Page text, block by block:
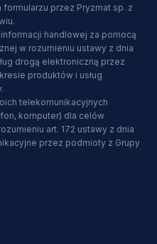
przez Pryzmat sp. z
handlowej za pomocą
w rozumieniu ustawy z dnia
drogą elektroniczną przez
produktów i usług
telekomunikacyjnych
komputer) dla celów
art. 172 ustawy z dnia
przez podmioty z Grupy